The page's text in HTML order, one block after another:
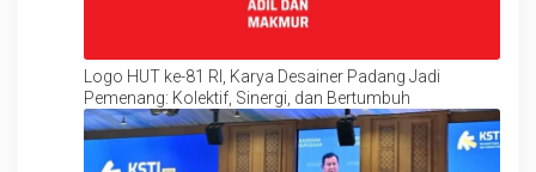
Logo HUT ke-81 RI, Karya Desainer Padang Jadi
Pemenang: Kolektif, Sinergi, dan Bertumbuh